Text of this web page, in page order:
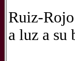
Ruiz-
a luz a su